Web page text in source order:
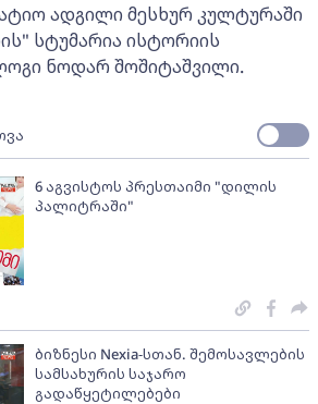
ადგილი მესხურ კულტურაში
სტუმარია ისტორიის
ნოდარ შოშიტაშვილი.
6 აგვისტოს პრესთაიმი "დილის
პალიტრაში"
ბიზნესი Nexia-სთან. შემოსავლების
სამსახურის საჯარო
გადაწყეტილებები